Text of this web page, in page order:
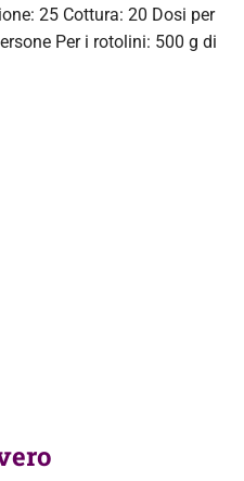
25 Cottura: 20 Dosi per
Per i rotolini: 500 g di